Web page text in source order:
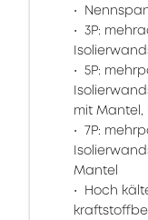
3P:
5P:
mit
7P:
Mantel
Hoch